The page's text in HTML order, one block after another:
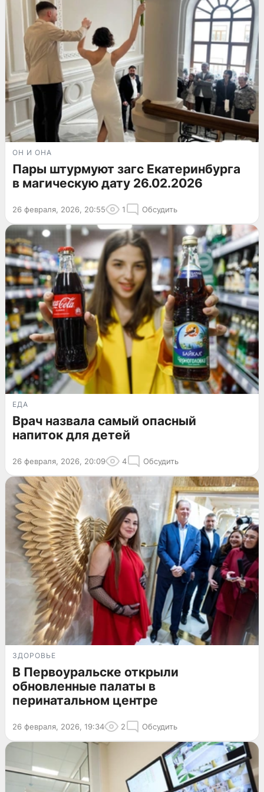
ОН И ОНА
Пары штурмуют загс Екатеринбурга
в магическую дату 26.02.2026
26 февраля, 2026, 20:55 1 Обсудить
ЕДА
Врач назвала самый опасный
напиток для детей
26 февраля, 2026, 20:09 4 Обсудить
ЗДОРОВЬЕ
В Первоуральске открыли
обновленные палаты в
перинатальном центре
26 февраля, 2026, 19:34 2 Обсудить